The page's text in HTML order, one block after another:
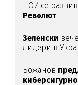
НОИ се
Револют
Зеленски вече
лидери в
Божанов